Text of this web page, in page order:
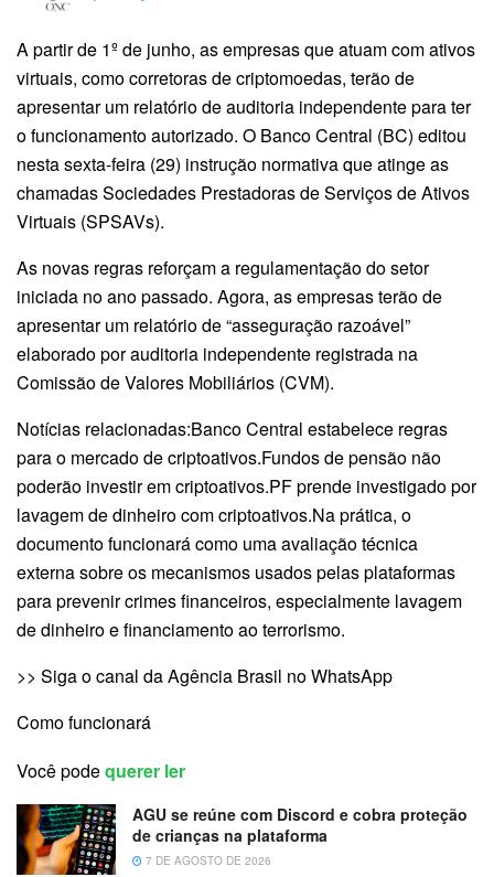
A partir de 1º de junho, as empresas que atuam com ativos
virtuais, como corretoras de criptomoedas, terão de
apresentar um relatório de auditoria independente para ter
o funcionamento autorizado. O Banco Central (BC) editou
nesta sexta-feira (29) instrução normativa que atinge as
chamadas Sociedades Prestadoras de Serviços de Ativos
Virtuais (SPSAVs).
As novas regras reforçam a regulamentação do setor
iniciada no ano passado. Agora, as empresas terão de
apresentar um relatório de “asseguração razoável”
elaborado por auditoria independente registrada na
Comissão de Valores Mobiliários (CVM).
Notícias relacionadas:Banco Central estabelece regras
para o mercado de criptoativos.Fundos de pensão não
poderão investir em criptoativos.PF prende investigado por
lavagem de dinheiro com criptoativos.Na prática, o
documento funcionará como uma avaliação técnica
externa sobre os mecanismos usados pelas plataformas
para prevenir crimes financeiros, especialmente lavagem
de dinheiro e financiamento ao terrorismo.
>> Siga o canal da Agência Brasil no WhatsApp
Como funcionará
Você podequerer ler
AGU se reúne com Discord e cobra proteção
de crianças na plataforma
7 DE AGOSTO DE 2026